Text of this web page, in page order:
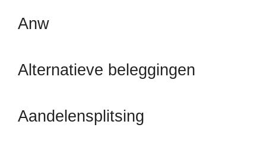
Anw
Alternatieve beleggingen
Aandelensplitsing